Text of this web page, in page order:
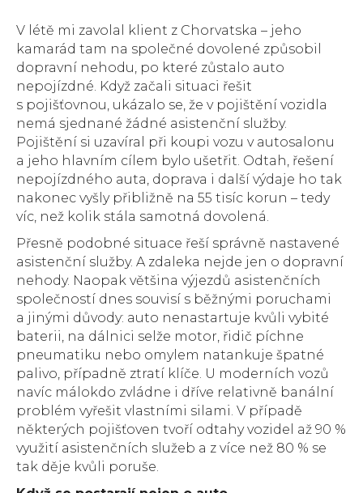
V létě mi zavolal klient z Chorvatska – jeho
kamarád tam na společné dovolené způsobil
dopravní nehodu, po které zůstalo auto
nepojízdné. Když začali situaci řešit
s pojišťovnou, ukázalo se, že v pojištění vozidla
nemá sjednané žádné asistenční služby.
Pojištění si uzavíral při koupi vozu v autosalonu
a jeho hlavním cílem bylo ušetřit. Odtah, řešení
nepojízdného auta, doprava i další výdaje ho tak
nakonec vyšly přibližně na 55 tisíc korun – tedy
víc, než kolik stála samotná dovolená.
Přesně podobné situace řeší správně nastavené
asistenční služby. A zdaleka nejde jen o dopravní
nehody. Naopak většina výjezdů asistenčních
společností dnes souvisí s běžnými poruchami
a jinými důvody: auto nenastartuje kvůli vybité
baterii, na dálnici selže motor, řidič píchne
pneumatiku nebo omylem natankuje špatné
palivo, případně ztratí klíče. U moderních vozů
navíc málokdo zvládne i dříve relativně banální
problém vyřešit vlastními silami. V případě
některých pojišťoven tvoří odtahy vozidel až 90 %
využití asistenčních služeb a z více než 80 % se
tak děje kvůli poruše.